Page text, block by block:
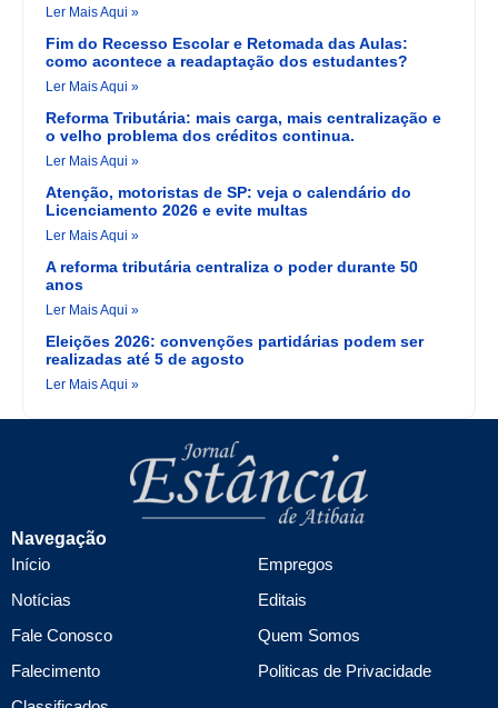
Ler Mais Aqui »
Fim do Recesso Escolar e Retomada das Aulas:
como acontece a readaptação dos estudantes?
Ler Mais Aqui »
Reforma Tributária: mais carga, mais centralização e
o velho problema dos créditos continua.
Ler Mais Aqui »
Atenção, motoristas de SP: veja o calendário do
Licenciamento 2026 e evite multas
Ler Mais Aqui »
A reforma tributária centraliza o poder durante 50
anos
Ler Mais Aqui »
Eleições 2026: convenções partidárias podem ser
realizadas até 5 de agosto
Ler Mais Aqui »
Navegação
Início
Notícias
Fale Conosco
Falecimento
Empregos
Editais
Quem Somos
Politicas de Privacidade